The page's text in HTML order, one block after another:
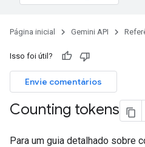
Página inicial Gemini API
Isso foi útil?
Envie comentários
Counting tokens
Para um guia detalhado sobre